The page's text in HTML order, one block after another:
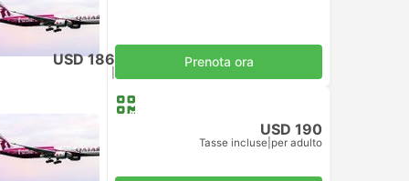
USD 186 Prenota ora
USD 190
Tasse incluse per adulto